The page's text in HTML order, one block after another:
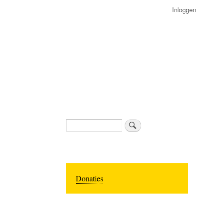
Inloggen
Zoeken
Donaties